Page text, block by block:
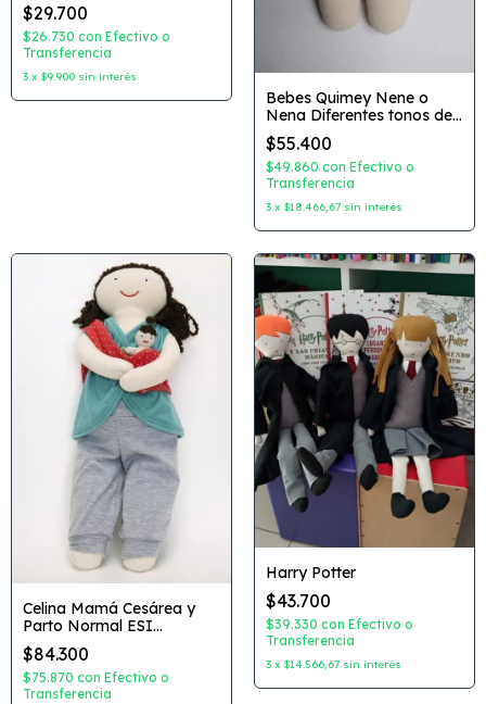
$29.700
$26.730 con Efectivo o
Transferencia
3 x $9.900 sin interés
Bebes Quimey Nene o
Nena Diferentes tonos de
piel
$55.400
$49.860 con Efectivo o
Transferencia
3 x $18.466,67 sin interés
Celina Mamá Cesárea y
Parto Normal ESI
Diferentes tonos de piel
$84.300
$75.870 con Efectivo o
Transferencia
Harry Potter
$43.700
$39.330 con Efectivo o
Transferencia
3 x $14.566,67 sin interés